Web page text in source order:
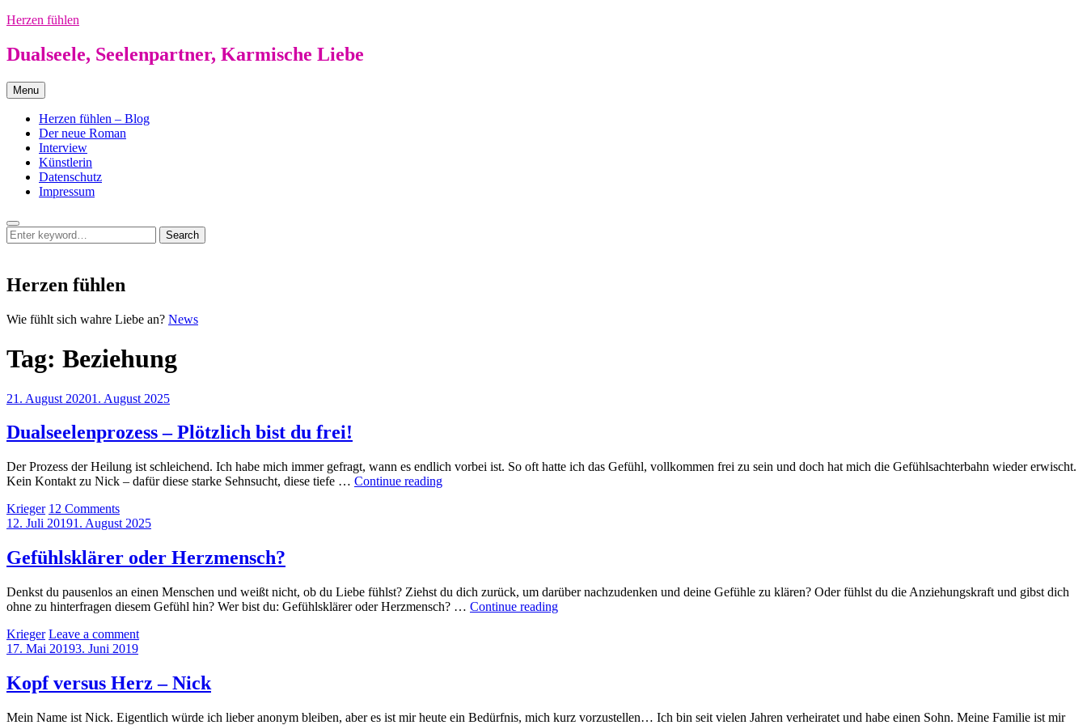
Skip
content
Herzen fühlen
Dualseele, Seelenpartner, Karmische Liebe
Menu
Herzen fühlen – Blog
Der neue Roman
Interview
Künstlerin
Datenschutz
Impressum
Search
Search
for:
Search
Herzen fühlen
Wie fühlt sich wahre Liebe an? NewsHerzen
Tag: Beziehung
Posted
21. August 20201. August 2025
Dualseelenprozess – Plötzlich bist du frei!
Der Prozess der Heilung ist schleichend. Ich habe mich immer gefragt, wann es endlich vorbei ist. So oft hatte ich das Gefühl, vollkommen frei zu sein und doch hat mich die Gefühlsachterbahn wieder erwischt.
Kein Kontakt zu Nick – dafür diese starke Sehnsucht, diese tiefe … Continue readingDualseelenprozess
by
Krieger 12 Comments
Posted
12. Juli 20191. August 2025
Gefühlsklärer oder Herzmensch?
Denkst du pausenlos an einen Menschen und weißt nicht, ob du Liebe fühlst? Ziehst du dich zurück, um darüber nachzudenken und deine Gefühle zu klären? Oder fühlst du die Anziehungskraft und gibst dich
ohne zu hinterfragen diesem Gefühl hin? Wer bist du: Gefühlsklärer oder Herzmensch? … Continue readingGefühlsklärer
by
Krieger Leave a comment
Posted
17. Mai 20193. Juni 2019
Kopf versus Herz – Nick
Mein Name ist Nick. Eigentlich würde ich lieber anonym bleiben, aber es ist mir heute ein Bedürfnis, mich kurz vorzustellen… Ich bin seit vielen Jahren verheiratet und habe einen Sohn. Meine Familie ist mir